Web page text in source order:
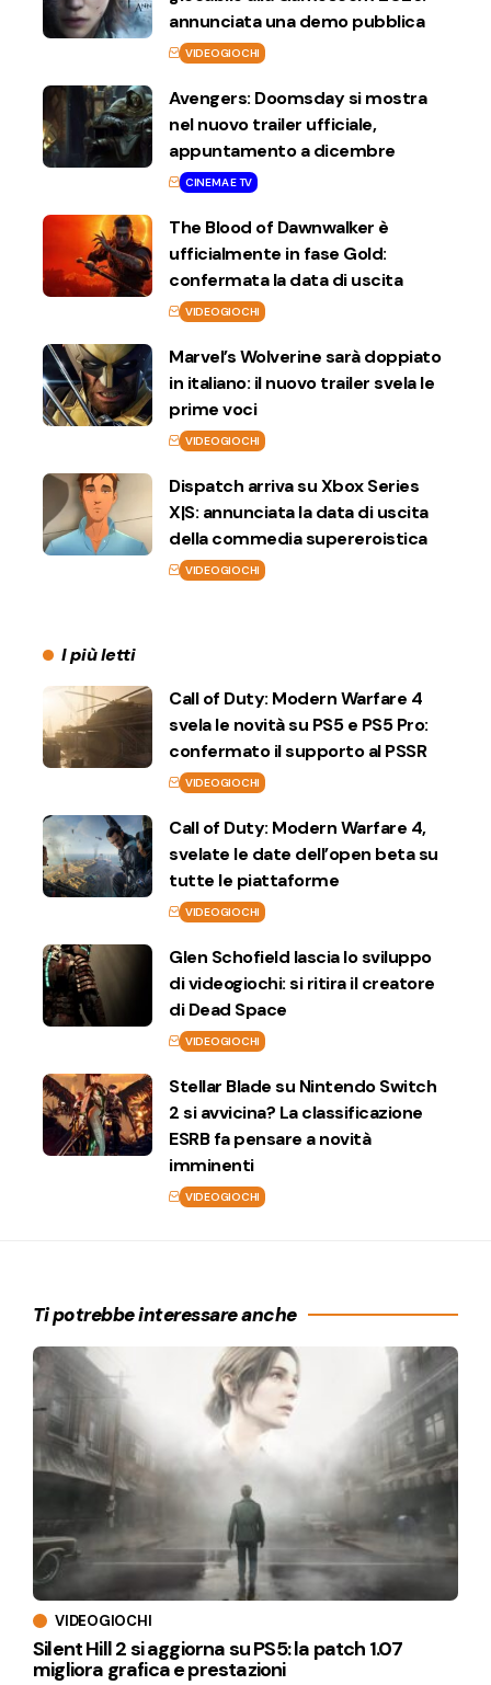
annunciata una demo pubblica
VIDEOGIOCHI
Avengers: Doomsday si mostra
nel nuovo trailer ufficiale,
appuntamento a dicembre
CINEMA E TV
The Blood of Dawnwalker è
ufficialmente in fase Gold:
confermata la data di uscita
VIDEOGIOCHI
Marvel’s Wolverine sarà doppiato
in italiano: il nuovo trailer svela le
prime voci
VIDEOGIOCHI
Dispatch arriva su Xbox Series
X|S: annunciata la data di uscita
della commedia supereroistica
VIDEOGIOCHI
I più letti
Call of Duty: Modern Warfare 4
svela le novità su PS5 e PS5 Pro:
confermato il supporto al PSSR
VIDEOGIOCHI
Call of Duty: Modern Warfare 4,
svelate le date dell’open beta su
tutte le piattaforme
VIDEOGIOCHI
Glen Schofield lascia lo sviluppo
di videogiochi: si ritira il creatore
di Dead Space
VIDEOGIOCHI
Stellar Blade su Nintendo Switch
2 si avvicina? La classificazione
ESRB fa pensare a novità
imminenti
VIDEOGIOCHI
Ti potrebbe interessare anche
VIDEOGIOCHI
Silent Hill 2 si aggiorna su PS5: la patch 1.07
migliora grafica e prestazioni